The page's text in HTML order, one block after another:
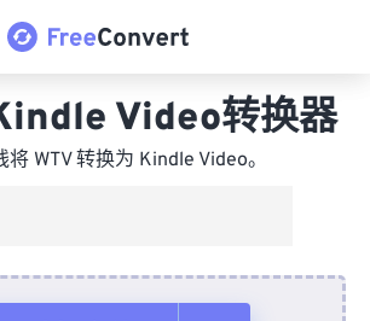
Video转换器
将 WTV 转换为 Kindle Video。